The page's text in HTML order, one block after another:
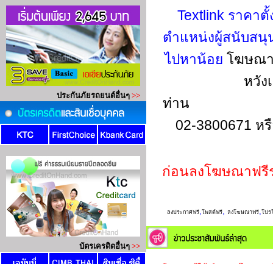
Textlink ราคา
ตำแหน่งผู้สนับสนุ
ไปหาน้อย โฆษณา
หวัง
ท่าน
02-3800671 ห
ก่อนลงโฆษณาฟ
ลงประกาศฟรี,โพสต์ฟรี, ลงโฆษณาฟรี,โปร